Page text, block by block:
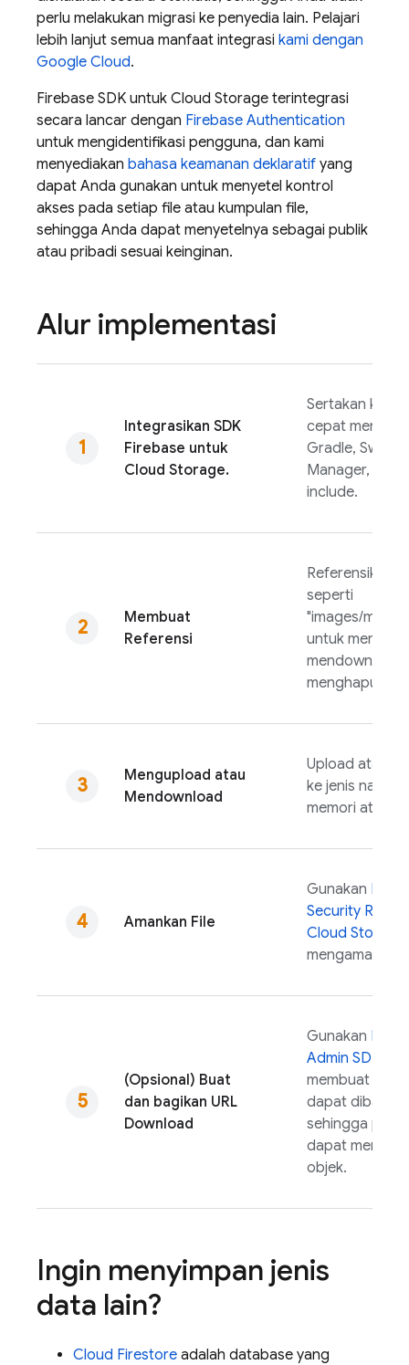
perlu melakukan migrasi ke penyedia lain. Pelajari
lebih lanjut semua manfaat integrasi kami dengan
Google Cloud.
Firebase SDK untuk Cloud Storage terintegrasi
secara lancar dengan Firebase Authentication
untuk mengidentifikasi pengguna, dan kami
menyediakan bahasa keamanan deklaratif yang
dapat Anda gunakan untuk menyetel kontrol
akses pada setiap file atau kumpulan file,
sehingga Anda dapat menyetelnya sebagai publik
atau pribadi sesuai keinginan.
Alur implementasi
Integrasikan SDK
Firebase untuk
Cloud Storage.
Sertakan klien
cepat
Gradle, Swift
Manager, atau
include.
Membuat
Referensi
Referensikan
seperti
"images/
untuk
mendownload,
Mengupload atau
Mendownload
Upload atau
ke jenis native
memori atau
Amankan File
Gunakan
Security Rules
Cloud Storage
mengamankan
(Opsional) Buat
dan bagikan URL
Download
Gunakan
Admin SDK
membuat URL
dapat
sehingga
dapat
objek.
Ingin menyimpan jenis
data lain?
Cloud Firestore adalah database yang